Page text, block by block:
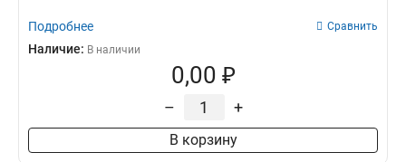
Подробнее Сравнить
Наличие: В наличии
0,00 ₽
– +
В корзину